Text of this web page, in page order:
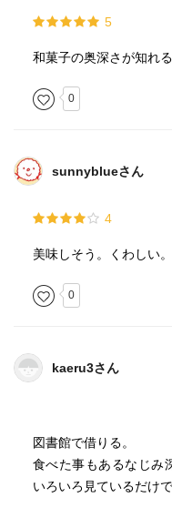
5
和菓子の奥深さが知れ
0
sunnyblueさん
4
美味しそう。くわしい。
0
kaeru3さん
図書館で借りる。
食べた事もあるなじみ
いろいろ見ているだけ